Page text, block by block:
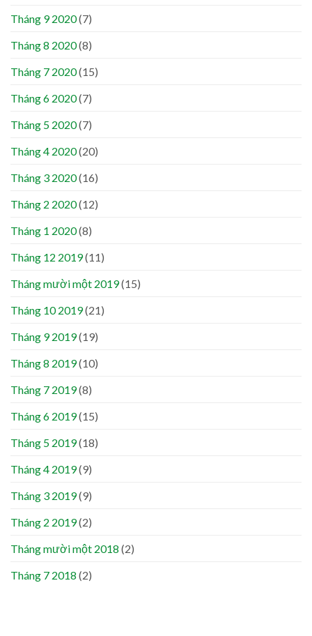
Tháng 9 2020(7)
Tháng 8 2020(8)
Tháng 7 2020(15)
Tháng 6 2020(7)
Tháng 5 2020(7)
Tháng 4 2020(20)
Tháng 3 2020(16)
Tháng 2 2020(12)
Tháng 1 2020(8)
Tháng 12 2019(11)
Tháng mười một 2019(15)
Tháng 10 2019(21)
Tháng 9 2019(19)
Tháng 8 2019(10)
Tháng 7 2019(8)
Tháng 6 2019(15)
Tháng 5 2019(18)
Tháng 4 2019(9)
Tháng 3 2019(9)
Tháng 2 2019(2)
Tháng mười một 2018 (2)
Tháng 7 2018 (2)